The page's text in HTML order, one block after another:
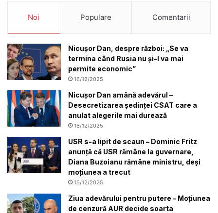
Noi Populare Comentarii
Nicușor Dan, despre război: „Se va
termina când Rusia nu și-l va mai
permite economic”
16/12/2025
Nicușor Dan amână adevărul –
Desecretizarea ședinței CSAT care a
anulat alegerile mai durează
16/12/2025
USR s-a lipit de scaun – Dominic Fritz
anunță că USR rămâne la guvernare,
Diana Buzoianu rămâne ministru, deși
moțiunea a trecut
15/12/2025
Ziua adevărului pentru putere – Moțiunea
de cenzură AUR decide soarta